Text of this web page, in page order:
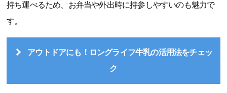
持ち運べるため、お弁当や外出時に持参しやすいのも魅力で
す。
アウトドアにも！ロングライフ牛乳の活用法をチェッ
ク